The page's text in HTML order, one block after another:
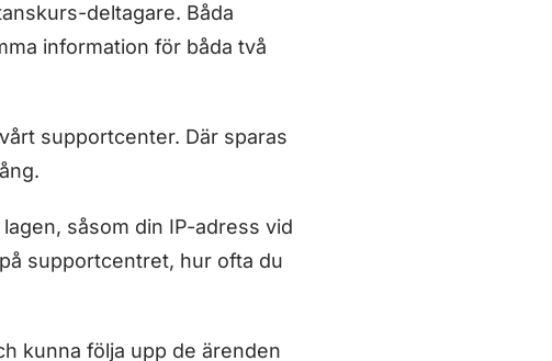
deltagare. Båda
information för båda två
supportcenter. Där sparas
såsom din IP-adress vid
supportcentret, hur ofta du
kunna följa upp de ärenden